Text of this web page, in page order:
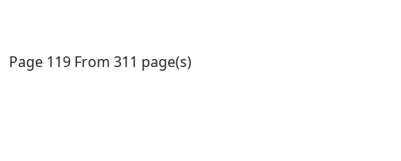
Page 119 From 311 page(s)